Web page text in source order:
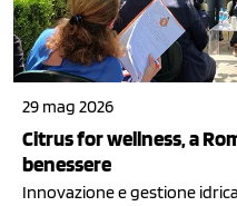
29 mag 2026
Citrus for wellness, a
benessere
Innovazione e gestione